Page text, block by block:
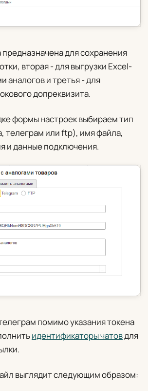
для сохранения
вторая - для выгрузки Excel-
аналогов и третья - для
допреквизита.
формы настроек выбираем тип
телеграм или ftp), имя файла,
и данные подключения.
помимо указания токена
идентификаторы чатовдля
выглядит следующим образом: